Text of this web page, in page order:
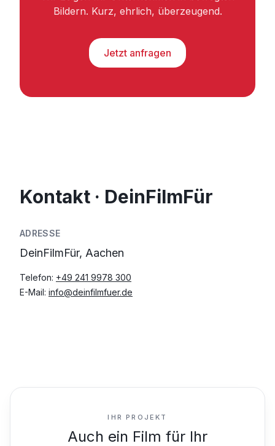
Bildern. Kurz, ehrlich, überzeugend.
Jetzt anfragen
Kontakt · DeinFilmFür
ADRESSE
DeinFilmFür, Aachen
Telefon: +49 241 9978 300
E-Mail: info@deinfilmfuer.de
IHR PROJEKT
Auch ein Film für Ihr